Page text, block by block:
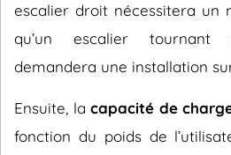
escalier droit nécessitera un
qu’un escalier
demandera une installation
Ensuite, la capacité de
fonction du poids de